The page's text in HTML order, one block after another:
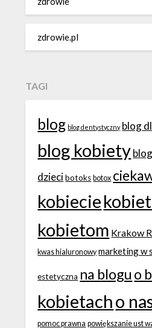
zdrowie.pl
TAGI
blog blog dentystyczny blog
blog kobiety
dzieci botoks botox
kobiecie
kobietom Krakow
kwas hialuronowy marketing w
estetyczna na blogu o
kobietacho
pomoc prawna powiększanie ust